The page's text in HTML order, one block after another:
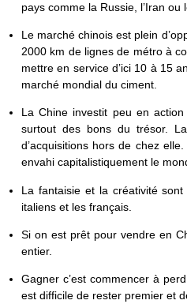
pays comme la Russie, l’Iran ou
Le marché chinois est plein
2000 km de lignes de métro à
mettre en service d’ici 10 à 15
marché mondial du ciment.
La Chine investit peu en
surtout des bons du trésor.
d’acquisitions hors de chez
envahi capitalistiquement le
La fantaisie et la créativité
italiens et les français.
Si on est prêt pour vendre en
entier.
Gagner c’est commencer à
est difficile de rester premier et